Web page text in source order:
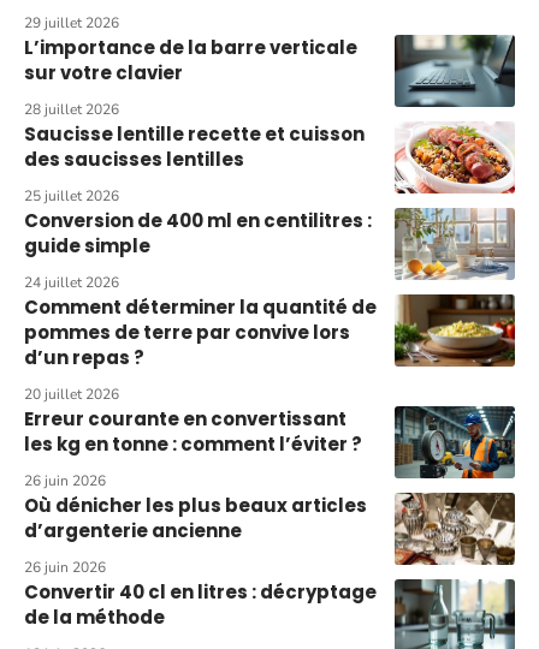
29 juillet 2026
L’importance de la barre verticale
sur votre clavier
28 juillet 2026
Saucisse lentille recette et cuisson
des saucisses lentilles
25 juillet 2026
Conversion de 400 ml en centilitres :
guide simple
24 juillet 2026
Comment déterminer la quantité de
pommes de terre par convive lors
d’un repas ?
20 juillet 2026
Erreur courante en convertissant
les kg en tonne : comment l’éviter ?
26 juin 2026
Où dénicher les plus beaux articles
d’argenterie ancienne
26 juin 2026
Convertir 40 cl en litres : décryptage
de la méthode